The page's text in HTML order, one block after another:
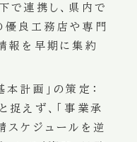
で連携し、県内で
優良工務店や専門
報を早期に集約
計画」の策定：
捉えず、「事業承
スケジュールを逆